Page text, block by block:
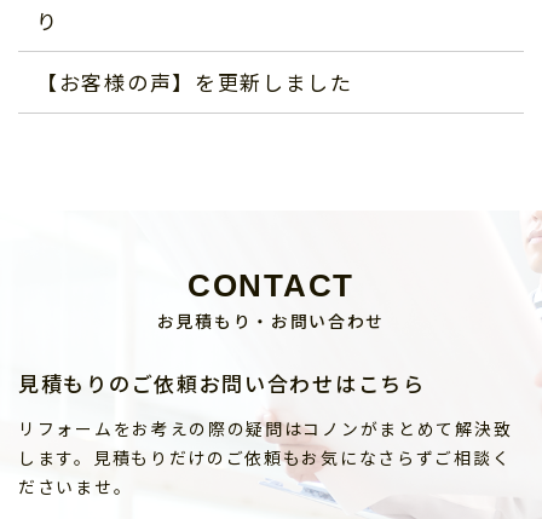
り
【お客様の声】を更新しました
CONTACT
お見積もり・お問い合わせ
見積もりのご依頼お問い合わせはこちら
リフォームをお考えの際の疑問はコノンがまとめて解決致
します。見積もりだけのご依頼もお気になさらずご相談く
ださいませ。